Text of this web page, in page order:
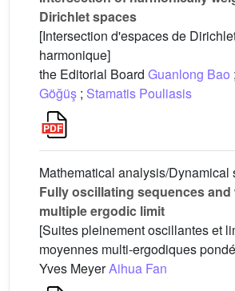
Dirichlet spaces
[Intersection d'espaces de
harmonique]
the Editorial Board Guanlong Bao ;
Göğüş ; Stamatis Pouliasis
Mathematical analysis/Dynamical
Fully oscillating sequences and
multiple ergodic limit
[Suites pleinement oscillantes et
moyennes multi-ergodiques
Yves MeyerAihua Fan